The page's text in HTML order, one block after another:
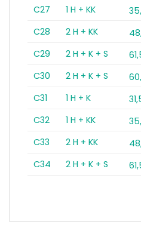
C27
1 H + KK
C28
2 H + KK
C29
2 H + K + S
C30
2 H + K + S
C31
1 H + K
C32
1 H + KK
C33
2 H + KK
C34
2 H + K + S